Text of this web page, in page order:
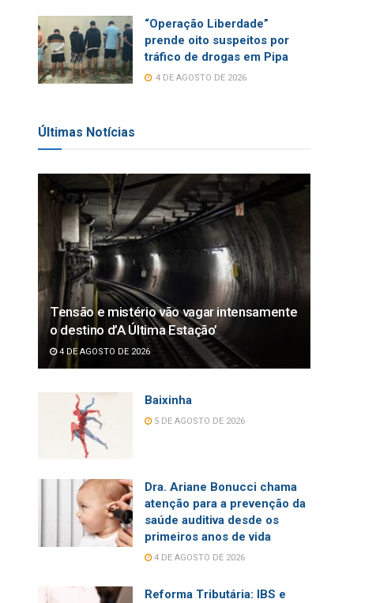
“Operação Liberdade”
prende oito suspeitos por
tráfico de drogas em Pipa
4 DE AGOSTO DE 2026
Últimas Notícias
Tensão e mistério vão vagar intensamente
o destino d’A Última Estação’
4 DE AGOSTO DE 2026
Baixinha
5 DE AGOSTO DE 2026
Dra. Ariane Bonucci chama
atenção para a prevenção da
saúde auditiva desde os
primeiros anos de vida
4 DE AGOSTO DE 2026
Reforma Tributária: IBS e